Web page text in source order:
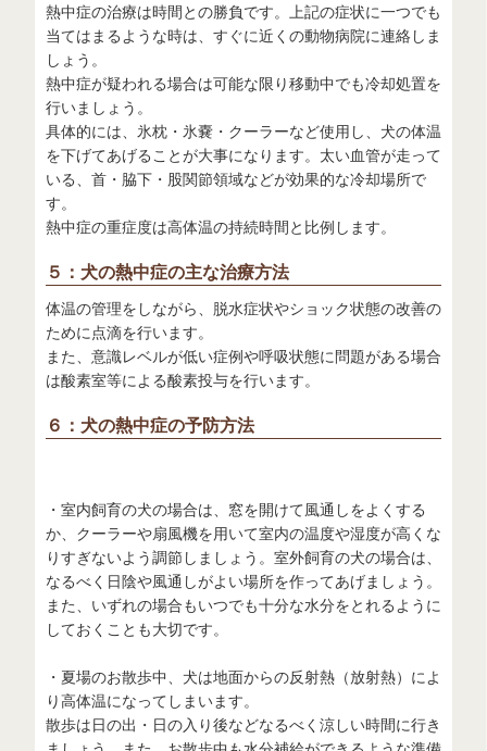
熱中症の治療は時間との勝負です。上記の症状に一つでも
当てはまるような時は、すぐに近くの動物病院に連絡しま
しょう。
熱中症が疑われる場合は可能な限り移動中でも冷却処置を
行いましょう。
具体的には、氷枕・氷嚢・クーラーなど使用し、犬の体温
を下げてあげることが大事になります。太い血管が走って
いる、首・脇下・股関節領域などが効果的な冷却場所で
す。
熱中症の重症度は高体温の持続時間と比例します。
５：犬の熱中症の主な治療方法
体温の管理をしながら、脱水症状やショック状態の改善の
ために点滴を行います。
また、意識レベルが低い症例や呼吸状態に問題がある場合
は酸素室等による酸素投与を行います。
６：犬の熱中症の予防方法
・室内飼育の犬の場合は、窓を開けて風通しをよくする
か、クーラーや扇風機を用いて室内の温度や湿度が高くな
りすぎないよう調節しましょう。室外飼育の犬の場合は、
なるべく日陰や風通しがよい場所を作ってあげましょう。
また、いずれの場合もいつでも十分な水分をとれるように
しておくことも大切です。
・夏場のお散歩中、犬は地面からの反射熱（放射熱）によ
り高体温になってしまいます。
散歩は日の出・日の入り後などなるべく涼しい時間に行き